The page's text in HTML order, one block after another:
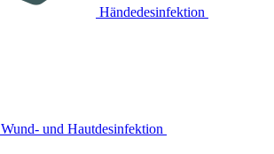
Händedesinfektion
Wund- und Hautdesinfektion